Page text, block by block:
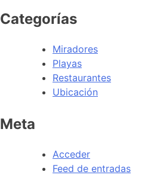
Categorías
Miradores
Playas
Restaurantes
Ubicación
Meta
Acceder
Feed de entradas